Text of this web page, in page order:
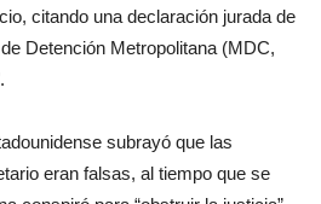
citando una declaración jurada de
Detención Metropolitana (MDC,
subrayó que las
eran falsas, al tiempo que se